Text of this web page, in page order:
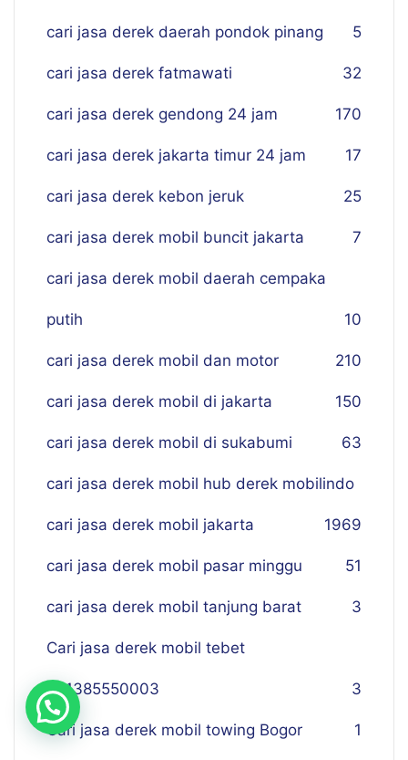
cari jasa derek daerah pondok pinang 5
cari jasa derek fatmawati 32
cari jasa derek gendong 24 jam 170
cari jasa derek jakarta timur 24 jam 17
cari jasa derek kebon jeruk 25
cari jasa derek mobil buncit jakarta 7
cari jasa derek mobil daerah cempaka
putih 10
cari jasa derek mobil dan motor 210
cari jasa derek mobil di jakarta 150
cari jasa derek mobil di sukabumi 63
cari jasa derek mobil hub derek mobilindo
69
cari jasa derek mobil jakarta 19
cari jasa derek mobil pasar minggu 51
cari jasa derek mobil tanjung barat 3
Cari jasa derek mobil tebet
081385550003 3
Cari jasa derek mobil towing Bogor 1